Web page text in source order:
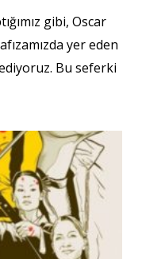
gibi, Oscar
yer eden
Bu seferki